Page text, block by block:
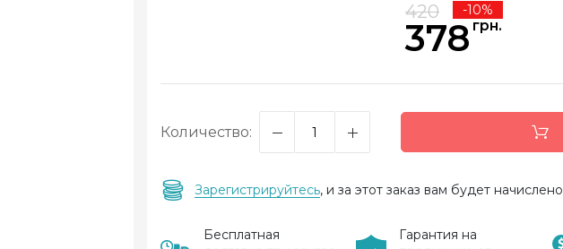
420 -10%
378 грн.
Количество:
Зарегистрируйтесь, и за этот заказ вам будет начислено
Бесплатная
Гарантия на